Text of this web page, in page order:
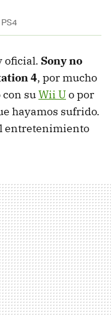
oficial. Sony no
4, por mucho
suWii Uo por
hayamos sufrido.
entretenimiento